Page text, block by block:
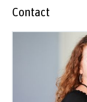
Contact